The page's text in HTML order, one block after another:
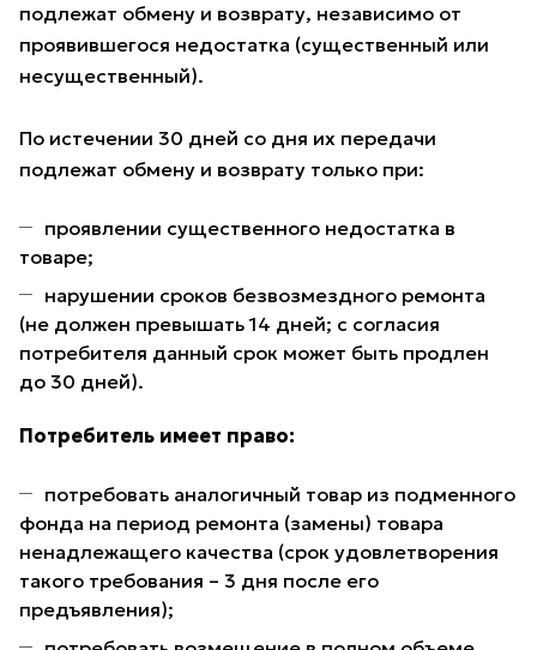
подлежат обмену и возврату, независимо от
проявившегося недостатка (существенный или
несущественный).
По истечении 30 дней со дня их передачи
подлежат обмену и возврату только при:
проявлении существенного недостатка в
товаре;
нарушении сроков безвозмездного ремонта
(не должен превышать 14 дней; с согласия
потребителя данный срок может быть продлен
до 30 дней).
Потребитель имеет право:
потребовать аналогичный товар из подменного
фонда на период ремонта (замены) товара
ненадлежащего качества (срок удовлетворения
такого требования – 3 дня после его
предъявления);